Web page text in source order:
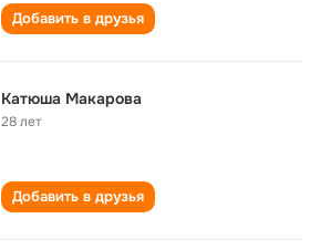
Добавить в друзья
Катюша Макарова
28 лет
Добавить в друзья